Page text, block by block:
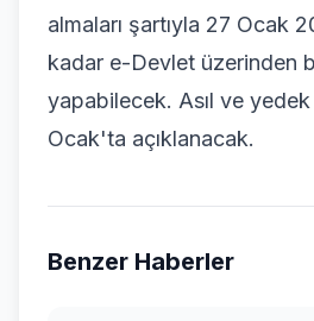
almaları şartıyla 27 Ocak
kadar e-Devlet üzerinden
yapabilecek. Asıl ve
Ocak'ta açıklanacak.
Benzer Haberler